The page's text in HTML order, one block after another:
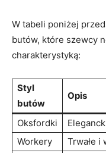
W tabeli poniżej
butów, które szewcy
charakterystyką:
Styl
butów
Opis
Oksfordki
Workery
Trwałe i